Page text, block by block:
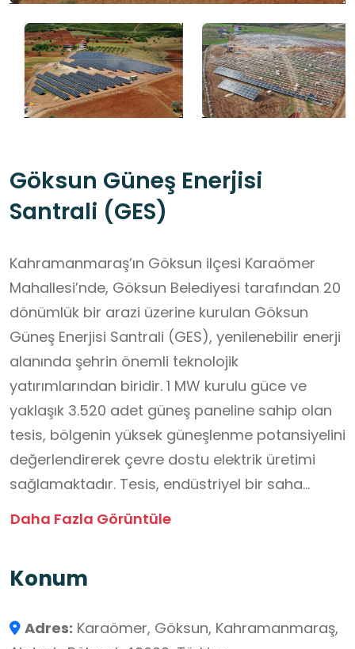
Göksun Güneş Enerjisi
Santrali (GES)
Kahramanmaraş’ın Göksun ilçesi Karaömer
Mahallesi’nde, Göksun Belediyesi tarafından 20
dönümlük bir arazi üzerine kurulan Göksun
Güneş Enerjisi Santrali (GES), yenilenebilir enerji
alanında şehrin önemli teknolojik
yatırımlarından biridir. 1 MW kurulu güce ve
yaklaşık 3.520 adet güneş paneline sahip olan
tesis, bölgenin yüksek güneşlenme potansiyelini
değerlendirerek çevre dostu elektrik üretimi
sağlamaktadır. Tesis, endüstriyel bir saha
olması nedeniyle öğrenciler için çeşitli riskler
izlendiğinde Fen Bilimleri, Coğrafya ve Sosyal
Öğrenciler, öğretmen gözetiminde ve tesis
Daha Fazla Görüntüle
Konum
Adres: Karaömer, Göksun, Kahramanmaraş,